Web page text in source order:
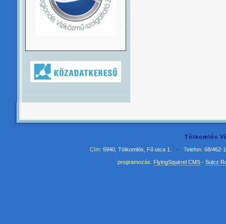
Tótkomlós
Cím: 5940, Tótkomlós, Fő utca 1. • Telefon: 68/462-
programozás: FlyingSquirrel CMS- Sulcz